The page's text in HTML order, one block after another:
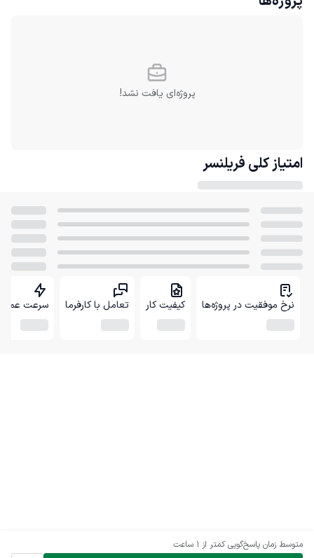
متوسط زمان پاسخ‌گویی کمتر از 1 ساعت
پروژه‌ای یافت نشد!
امتیاز کلی فریلنسر
نرخ موفقیت در پروژه‌ها کیفیت کار تعامل با کارفرما سرعت عمل